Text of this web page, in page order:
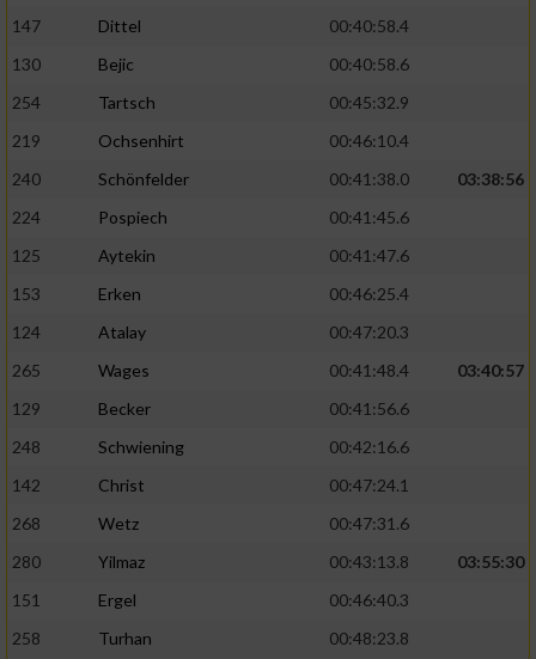
147
Dittel
00:40:58.4
130
Bejic
00:40:58.6
254
Tartsch
00:45:32.9
219
Ochsenhirt
00:46:10.4
240
Schönfelder 00:41:38.0
03:38:56
224
Pospiech
00:41:45.6
125
Aytekin
00:41:47.6
153
Erken
00:46:25.4
124
Atalay
00:47:20.3
265
Wages 00:41:48.4
03:40:57
129
Becker
00:41:56.6
248
Schwiening
00:42:16.6
142
Christ
00:47:24.1
268
Wetz
00:47:31.6
280
Yilmaz 00:43:13.8
03:55:30
151
Ergel
00:46:40.3
258
Turhan
00:48:23.8